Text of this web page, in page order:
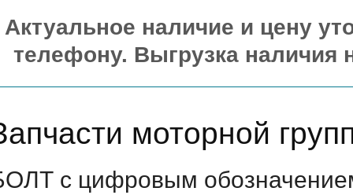
Актуальное наличие и цену
телефону. Выгрузка наличия
моторной
с цифровым